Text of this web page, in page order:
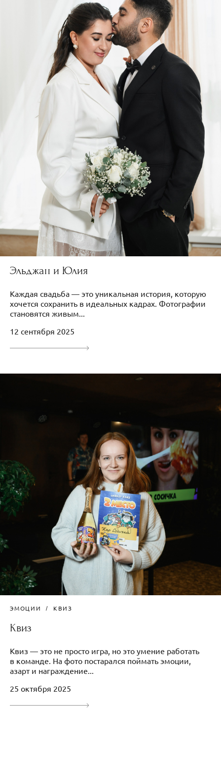
Эльджан и Юлия
Каждая свадьба — это уникальная история, которую
хочется сохранить в идеальных кадрах. Фотографии
становятся живым...
12 сентября 2025
ЭМОЦИИ КВИЗ
Квиз
Квиз — это не просто игра, но это умение работать
в команде. На фото постарался поймать эмоции,
азарт и награждение...
25 октября 2025